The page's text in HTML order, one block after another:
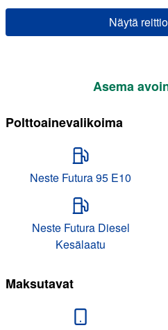
Asema
Polttoainevalikoima
Neste Futura 95 E10
Neste Futura Diesel
Kesälaatu
Maksutavat
Näytä